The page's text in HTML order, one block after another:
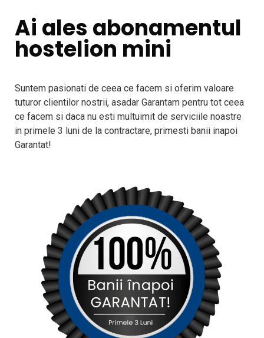
Ai ales abonamentul
hostelion mini
Suntem pasionati de ceea ce facem si oferim valoare
tuturor clientilor nostrii, asadar Garantam pentru tot ceea
ce facem si daca nu esti multuimit de serviciile noastre
in primele 3 luni de la contractare, primesti banii inapoi
Garantat!